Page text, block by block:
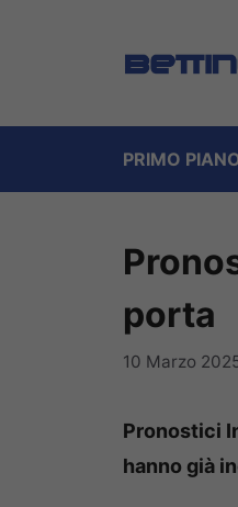
PRIMO
porta
10 Marzo
Pronostici
hanno già